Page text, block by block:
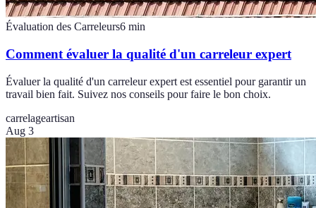
Évaluation des Carreleurs6 min
Comment évaluer la qualité d'un carreleur expert
Évaluer la qualité d'un carreleur expert est essentiel pour garantir un
travail bien fait. Suivez nos conseils pour faire le bon choix.
carrelageartisan
Aug 3